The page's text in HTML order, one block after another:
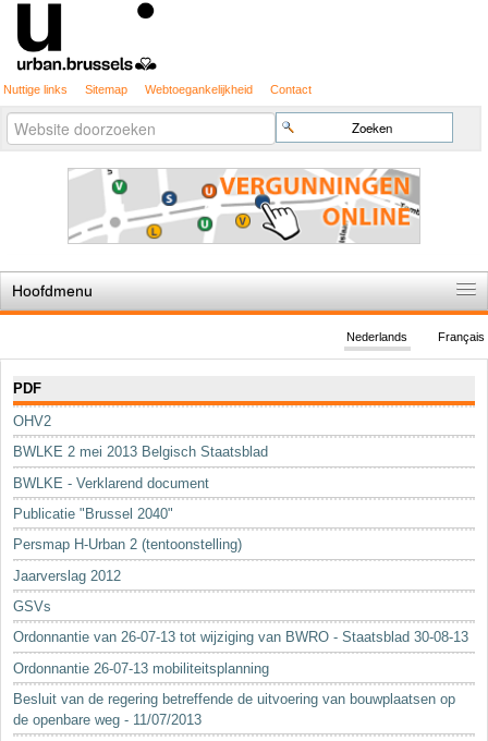
Nuttige links Sitemap Webtoegankelijkheid Contact
Zoek
Geavanceerd
zoeken...
Hoofdmenu
De spelregels
Stedenbouwkundige vergunning
Cartografie
Studies en publicaties
Sleutelwoorden
Stedenbouwkundige inlichtingen
Français
Nederlands
PDF
OHV2
BWLKE 2 mei 2013 Belgisch Staatsblad
BWLKE - Verklarend document
Publicatie "Brussel 2040"
Persmap H-Urban 2 (tentoonstelling)
Jaarverslag 2012
GSVs
Ordonnantie van 26-07-13 tot wijziging van BWRO - Staatsblad 30-08-13
Ordonnantie 26-07-13 mobiliteitsplanning
Besluit van de regering betreffende de uitvoering van bouwplaatsen op
de openbare weg - 11/07/2013